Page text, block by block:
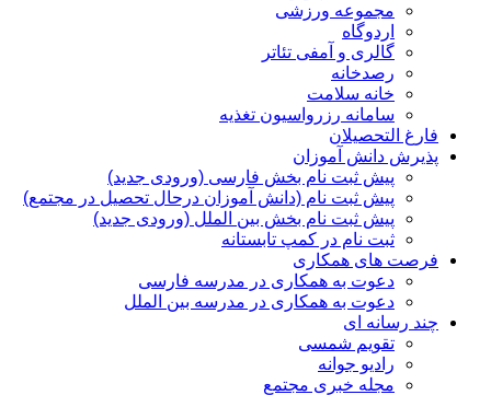
مجموعه ورزشی
اردوگاه
گالری و آمفی تئاتر
رصدخانه
خانه سلامت
سامانه رزرواسیون تغذیه
فارغ التحصیلان
پذیرش دانش آموزان
پیش ثبت نام بخش فارسی (ورودی جدید)
پیش ثبت نام (دانش آموزان درحال تحصیل در مجتمع)
پیش ثبت نام بخش بین الملل (ورودی جدید)
ثبت نام در کمپ تابستانه
فرصت های همکاری
دعوت به همکاری در مدرسه فارسی
دعوت به همکاری در مدرسه بین الملل
چند رسانه ای
تقویم شمسی
رادیو جوانه
مجله خبری مجتمع